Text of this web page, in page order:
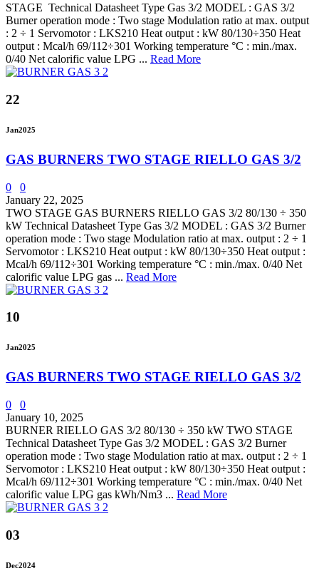
STAGE Technical Datasheet Type Gas 3/2 MODEL : GAS 3/2
Burner operation mode : Two stage Modulation ratio at max. output
: 2 ÷ 1 Servomotor : LKS210 Heat output : kW 80/130÷350 Heat
output : Mcal/h 69/112÷301 Working temperature °C : min./max.
0/40 Net calorific value LPG ... Read More
22
Jan2025
GAS BURNERS TWO STAGE RIELLO GAS 3/2
0
0
January 22, 2025
TWO STAGE GAS BURNERS RIELLO GAS 3/2 80/130 ÷ 350
kW Technical Datasheet Type Gas 3/2 MODEL : GAS 3/2 Burner
operation mode : Two stage Modulation ratio at max. output : 2 ÷ 1
Servomotor : LKS210 Heat output : kW 80/130÷350 Heat output :
Mcal/h 69/112÷301 Working temperature °C : min./max. 0/40 Net
calorific value LPG gas ... Read More
10
Jan2025
GAS BURNERS TWO STAGE RIELLO GAS 3/2
0
0
January 10, 2025
BURNER RIELLO GAS 3/2 80/130 ÷ 350 kW TWO STAGE
Technical Datasheet Type Gas 3/2 MODEL : GAS 3/2 Burner
operation mode : Two stage Modulation ratio at max. output : 2 ÷ 1
Servomotor : LKS210 Heat output : kW 80/130÷350 Heat output :
Mcal/h 69/112÷301 Working temperature °C : min./max. 0/40 Net
calorific value LPG gas kWh/Nm3 ... Read More
03
Dec2024